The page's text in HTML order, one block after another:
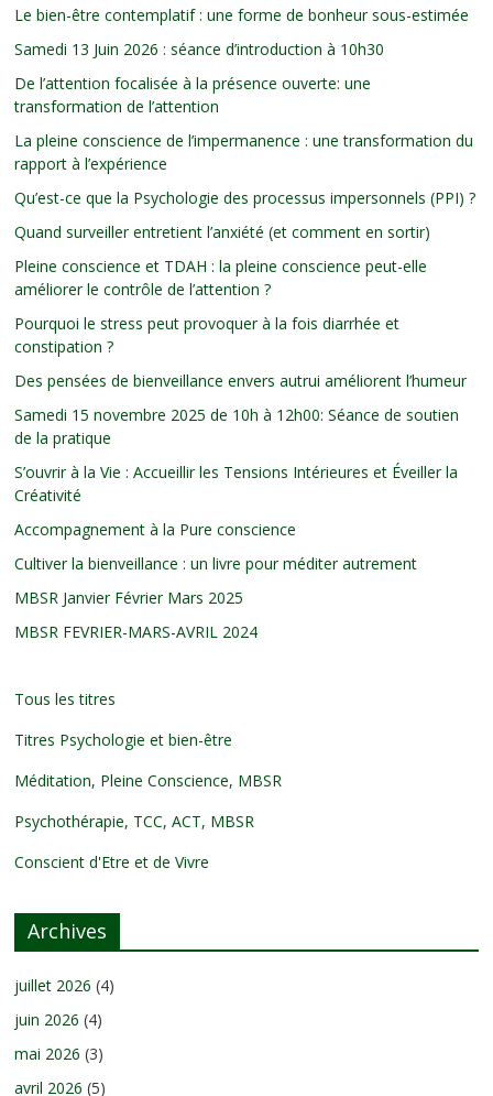
Le bien-être contemplatif : une forme de bonheur sous-estimée
Samedi 13 Juin 2026 : séance d’introduction à 10h30
De l’attention focalisée à la présence ouverte: une
transformation de l’attention
La pleine conscience de l’impermanence : une transformation du
rapport à l’expérience
Qu’est-ce que la Psychologie des processus impersonnels (PPI) ?
Quand surveiller entretient l’anxiété (et comment en sortir)
Pleine conscience et TDAH : la pleine conscience peut-elle
améliorer le contrôle de l’attention ?
Pourquoi le stress peut provoquer à la fois diarrhée et
constipation ?
Des pensées de bienveillance envers autrui améliorent l’humeur
Samedi 15 novembre 2025 de 10h à 12h00: Séance de soutien
de la pratique
S’ouvrir à la Vie : Accueillir les Tensions Intérieures et Éveiller la
Créativité
Accompagnement à la Pure conscience
Cultiver la bienveillance : un livre pour méditer autrement
MBSR Janvier Février Mars 2025
MBSR FEVRIER-MARS-AVRIL 2024
Tous les titres
Titres Psychologie et bien-être
Méditation, Pleine Conscience, MBSR
Psychothérapie, TCC, ACT, MBSR
Conscient d'Etre et de Vivre
Archives
juillet 2026 (4)
juin 2026 (4)
mai 2026 (3)
avril 2026 (5)